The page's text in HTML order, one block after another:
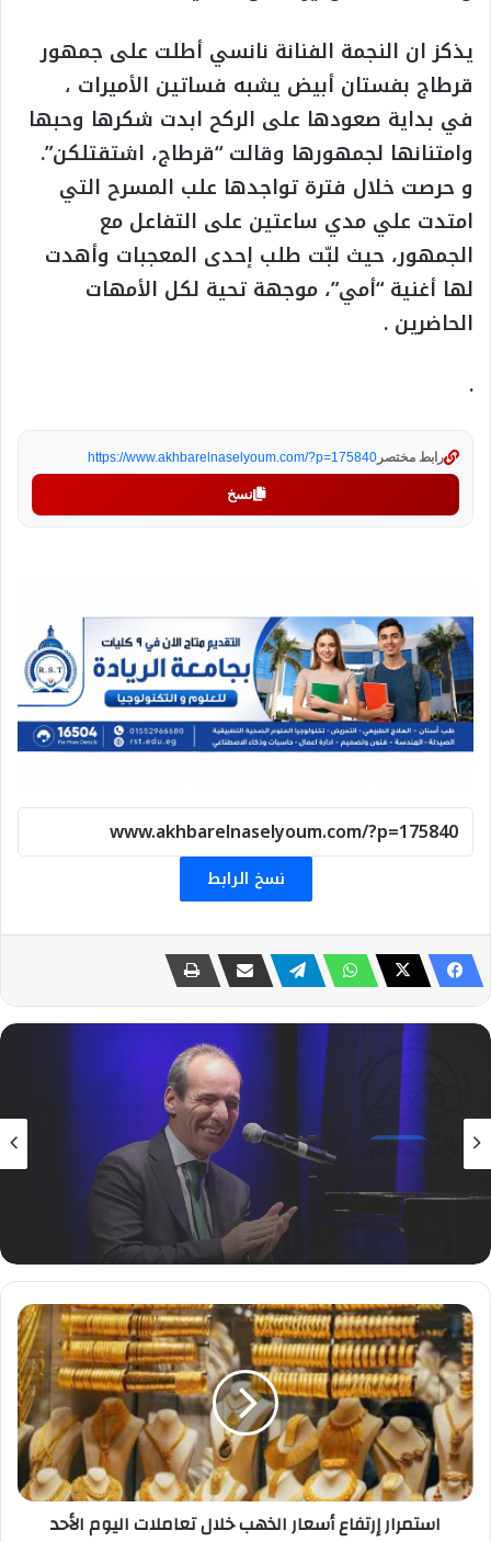
يذكز ان النجمة الفنانة نانسي أطلت على جمهور
قرطاج بفستان أبيض يشبه فساتين الأميرات ،
في بداية صعودها على الركح ابدت شكرها وحبها
وامتنانها لجمهورها وقالت “قرطاج، اشتقتلكن”.
و حرصت خلال فترة تواجدها علب المسرح التي
امتدت علي مدي ساعتين على التفاعل مع
الجمهور، حيث لبّت طلب إحدى المعجبات وأهدت
لها أغنية “أمي”، موجهة تحية لكل الأمهات
الحاضرين .
.
رابط مختصر https://www.akhbarelnaselyoum.com/?p=175840
نسخ
نسخ الرابط
الثقافة
1 أغسطس، 2026
طارق طرقان وأبناؤه وعمرو سليم يختتمان
مهرجان الأوبرا الصيفي 2026
استمرار
إرتفاع
أسعار
الذهب
خلال
تعاملات
اليوم
الأحد
استمرار إرتفاع أسعار الذهب خلال تعاملات اليوم الأحد